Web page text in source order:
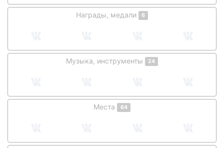
Награды, медали 6
Музыка, инструменты 24
Места 64